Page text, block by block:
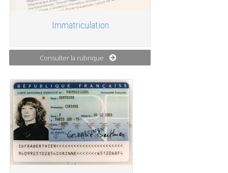
Immatriculation
Consulter la rubrique